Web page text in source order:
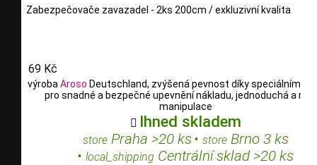
Zabezpečovače zavazadel - 2ks 200cm / exkluzivní kvalita
69 Kč
výroba Aroso Deutschland, zvýšená pevnost díky speciálním
pro snadné a bezpečné upevnění nákladu, jednoduchá a
manipulace
 Ihned skladem
storePraha >20 ks• storeBrno 3 ks
• local_shipping Centrální sklad >20 ks